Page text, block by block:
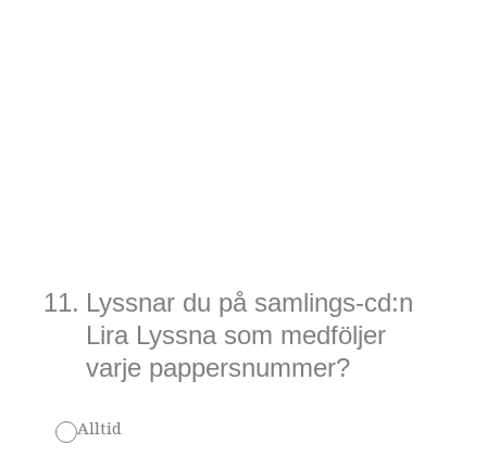
11. Lyssnar du på samlings-cd:n
Lira Lyssna som medföljer
varje pappersnummer?
Alltid